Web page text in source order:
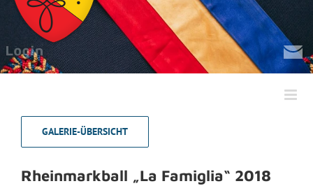
GALERIE-ÜBERSICHT
Rheinmarkball „La Famiglia“ 2018